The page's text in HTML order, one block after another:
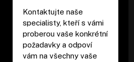
Kontaktujte naše
specialisty, kteří s vámi
proberou vaše konkrétní
požadavky a odpoví
vám na všechny vaše